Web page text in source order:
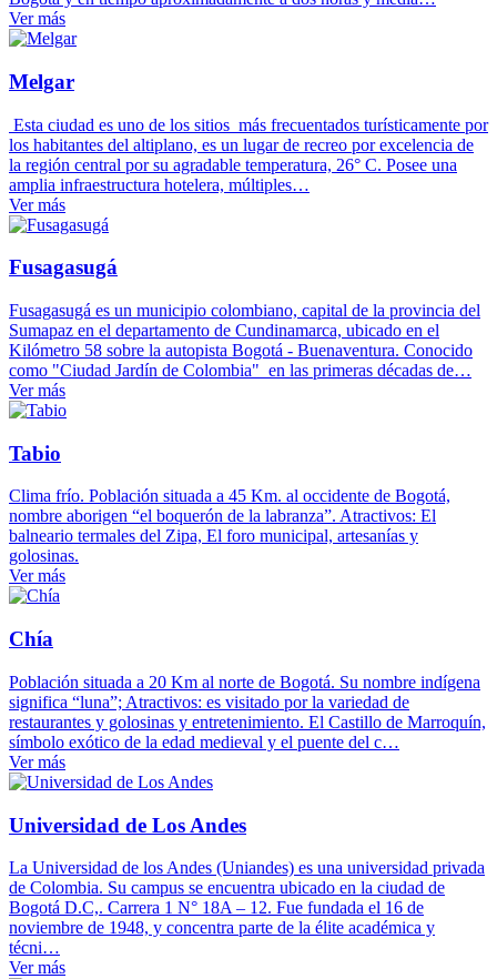
Ver más
Melgar
Esta ciudad es uno de los sitios más frecuentados turísticamente por
los habitantes del altiplano, es un lugar de recreo por excelencia de
la región central por su agradable temperatura, 26° C. Posee una
amplia infraestructura hotelera, múltiples…
Ver más
Fusagasugá
Fusagasugá es un municipio colombiano, capital de la provincia del
Sumapaz en el departamento de Cundinamarca, ubicado en el
Kilómetro 58 sobre la autopista Bogotá - Buenaventura. Conocido
como "Ciudad Jardín de Colombia" en las primeras décadas de…
Ver más
Tabio
Clima frío. Población situada a 45 Km. al occidente de Bogotá,
nombre aborigen “el boquerón de la labranza”. Atractivos: El
balneario termales del Zipa, El foro municipal, artesanías y
golosinas.
Ver más
Chía
Población situada a 20 Km al norte de Bogotá. Su nombre indígena
significa “luna”; Atractivos: es visitado por la variedad de
restaurantes y golosinas y entretenimiento. El Castillo de Marroquín,
símbolo exótico de la edad medieval y el puente del c…
Ver más
Universidad de Los Andes
La Universidad de los Andes (Uniandes) es una universidad privada
de Colombia. Su campus se encuentra ubicado en la ciudad de
Bogotá D.C,. Carrera 1 N° 18A – 12. Fue fundada el 16 de
noviembre de 1948, y concentra parte de la élite académica y
técni…
Ver más